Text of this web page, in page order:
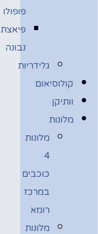
פופולו
פיאצת
נבונה
גלידריות
קולוסיאום
וותיקן
מלונות
מלונות
4
כוכבים
במרכז
רומא
מלונות